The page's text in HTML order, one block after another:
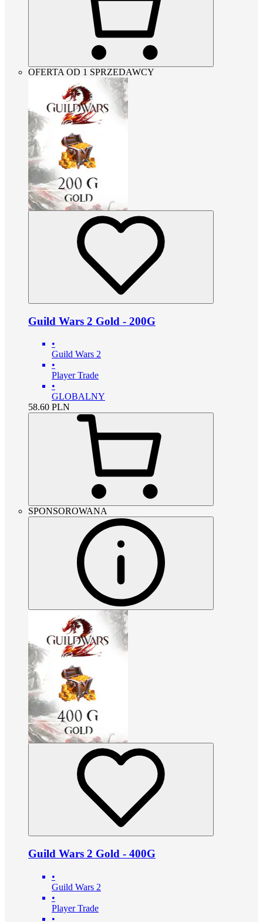
OFERTA OD 1 SPRZEDAWCY
Guild Wars 2 Gold - 200G
•
Guild Wars 2
•
Player Trade
•
GLOBALNY
58.60 PLN
SPONSOROWANA
Guild Wars 2 Gold - 400G
•
Guild Wars 2
•
Player Trade
•